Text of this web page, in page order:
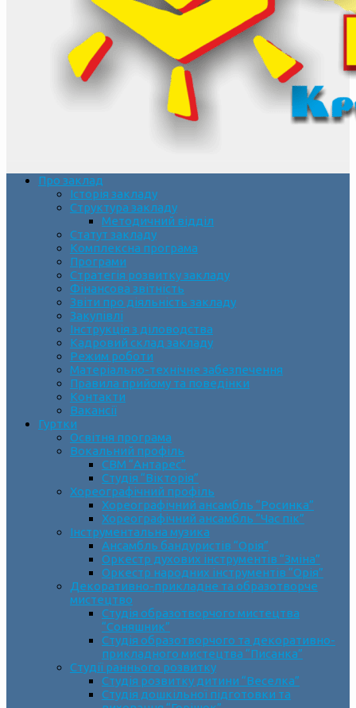
Про заклад
Історія закладу
Структура закладу
Методичний відділ
Статут закладу
Комплексна програма
Програми
Стратегія розвитку закладу
Фінансова звітність
Звіти про діяльність закладу
Закупівлі
Інструкція з діловодства
Кадровий склад закладу
Режим роботи
Матеріально-технічне забезпечення
Правила прийому та поведінки
Контакти
Вакансії
Гуртки
Освітня програма
Вокальний профіль
СВМ “Антарес”
Студія “Вікторія”
Хореографічний профіль
Хореографічний ансамбль “Росинка”
Хореографічний ансамбль “Час пік”
Інструментальна музика
Ансамбль бандуристів “Орія”
Оркестр духових інструментів “Зміна”
Оркестр народних інструментів “Орія”
Декоративно-прикладне та образотворче
мистецтво
Cтудія образотворчого мистецтва
“Соняшник”
Студія образотворчого та декоративно-
прикладного мистецтва “Писанка”
Студії раннього розвитку
Студія розвитку дитини “Веселка”
Студія дошкільної підготовки та